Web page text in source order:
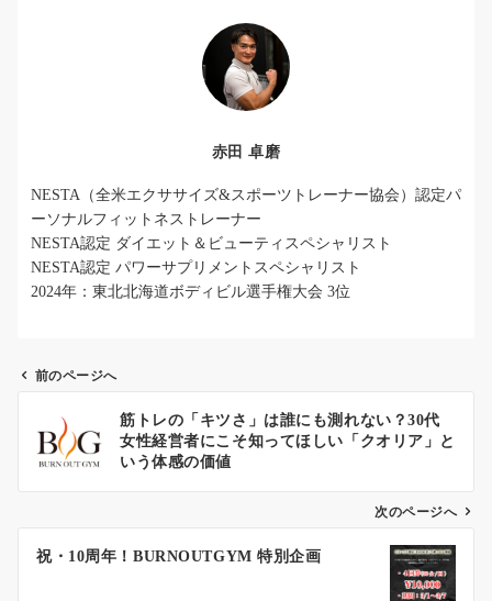
赤田 卓磨
NESTA（全米エクササイズ&スポーツトレーナー協会）認定パ
ーソナルフィットネストレーナー
NESTA認定 ダイエット＆ビューティスペシャリスト
NESTA認定 パワーサプリメントスペシャリスト
2024年：東北北海道ボディビル選手権大会 3位
前のページへ
筋トレの「キツさ」は誰にも測れない？30代
女性経営者にこそ知ってほしい「クオリア」と
いう体感の価値
次のページへ
祝・10周年！BURNOUTGYM 特別企画